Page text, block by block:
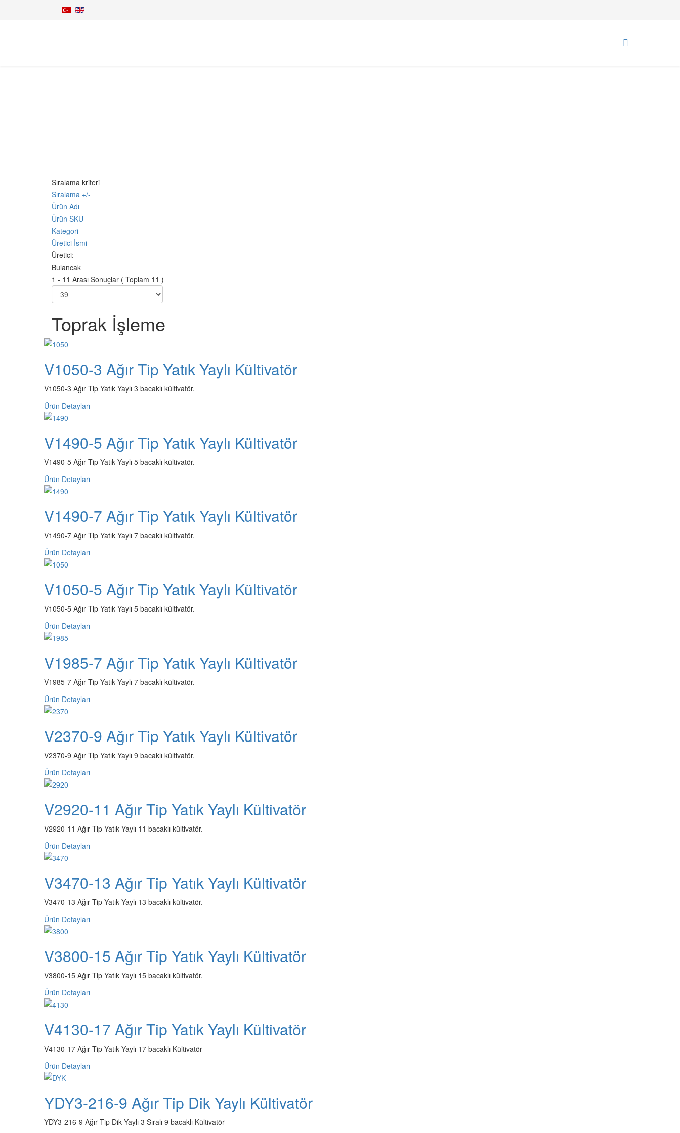
Sıralama kriteri
Sıralama +/-
Ürün Adı
Ürün SKU
Kategori
Üretici İsmi
Üretici:
Bulancak
1 - 11 Arası Sonuçlar ( Toplam 11 )
Toprak İşleme
V1050-3 Ağır Tip Yatık Yaylı Kültivatör
V1050-3 Ağır Tip Yatık Yaylı 3 bacaklı kültivatör.
Ürün Detayları
V1490-5 Ağır Tip Yatık Yaylı Kültivatör
V1490-5 Ağır Tip Yatık Yaylı 5 bacaklı kültivatör.
Ürün Detayları
V1490-7 Ağır Tip Yatık Yaylı Kültivatör
V1490-7 Ağır Tip Yatık Yaylı 7 bacaklı kültivatör.
Ürün Detayları
V1050-5 Ağır Tip Yatık Yaylı Kültivatör
V1050-5 Ağır Tip Yatık Yaylı 5 bacaklı kültivatör.
Ürün Detayları
V1985-7 Ağır Tip Yatık Yaylı Kültivatör
V1985-7 Ağır Tip Yatık Yaylı 7 bacaklı kültivatör.
Ürün Detayları
V2370-9 Ağır Tip Yatık Yaylı Kültivatör
V2370-9 Ağır Tip Yatık Yaylı 9 bacaklı kültivatör.
Ürün Detayları
V2920-11 Ağır Tip Yatık Yaylı Kültivatör
V2920-11 Ağır Tip Yatık Yaylı 11 bacaklı kültivatör.
Ürün Detayları
V3470-13 Ağır Tip Yatık Yaylı Kültivatör
V3470-13 Ağır Tip Yatık Yaylı 13 bacaklı kültivatör.
Ürün Detayları
V3800-15 Ağır Tip Yatık Yaylı Kültivatör
V3800-15 Ağır Tip Yatık Yaylı 15 bacaklı kültivatör.
Ürün Detayları
V4130-17 Ağır Tip Yatık Yaylı Kültivatör
V4130-17 Ağır Tip Yatık Yaylı 17 bacaklı Kültivatör
Ürün Detayları
YDY3-216-9 Ağır Tip Dik Yaylı Kültivatör
YDY3-216-9 Ağır Tip Dik Yaylı 3 Sıralı 9 bacaklı Kültivatör